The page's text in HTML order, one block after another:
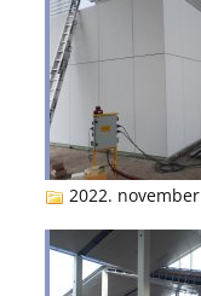
2022. november